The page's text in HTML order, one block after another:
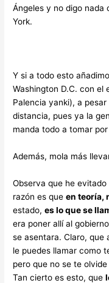
Ángeles y no digo nada
York.
Y si a todo esto
Washington D.C. con el
Palencia yanki), a
distancia, pues ya la
manda todo a tomar
Además, mola más
Observa que he evitado
razón es queen teoría,
estado,es lo que se
era poner allí al
se asentara. Claro, que
le puedes llamar como
pero que no se te
Tan cierto es esto, que